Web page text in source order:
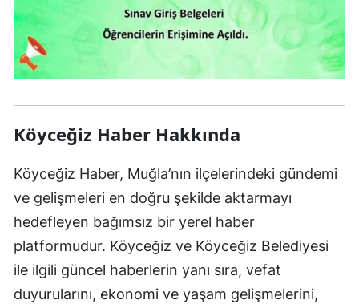
Köyceğiz Haber Hakkında
Köyceğiz Haber, Muğla’nın ilçelerindeki gündemi
ve gelişmeleri en doğru şekilde aktarmayı
hedefleyen bağımsız bir yerel haber
platformudur. Köyceğiz ve Köyceğiz Belediyesi
ile ilgili güncel haberlerin yanı sıra, vefat
duyurularını, ekonomi ve yaşam gelişmelerini,